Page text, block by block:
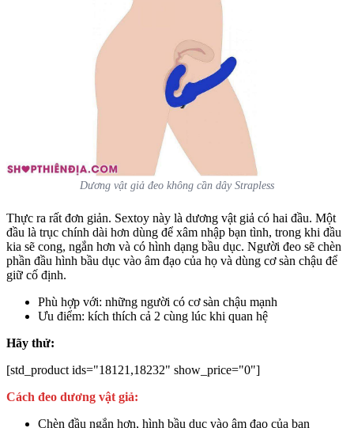
Dương vật giả đeo không cần dây Strapless
Thực ra rất đơn giản. Sextoy này là dương vật giả có hai đầu. Một
đầu là trục chính dài hơn dùng để xâm nhập bạn tình, trong khi đầu
kia sẽ cong, ngắn hơn và có hình dạng bầu dục. Người đeo sẽ chèn
phần đầu hình bầu dục vào âm đạo của họ và dùng cơ sàn chậu để
giữ cố định.
Phù hợp với: những người có cơ sàn chậu mạnh
Ưu điểm: kích thích cả 2 cùng lúc khi quan hệ
Hãy thử:
[std_product ids="18121,18232" show_price="0"]
Cách đeo dương vật giả:
Chèn đầu ngắn hơn, hình bầu dục vào âm đạo của bạn